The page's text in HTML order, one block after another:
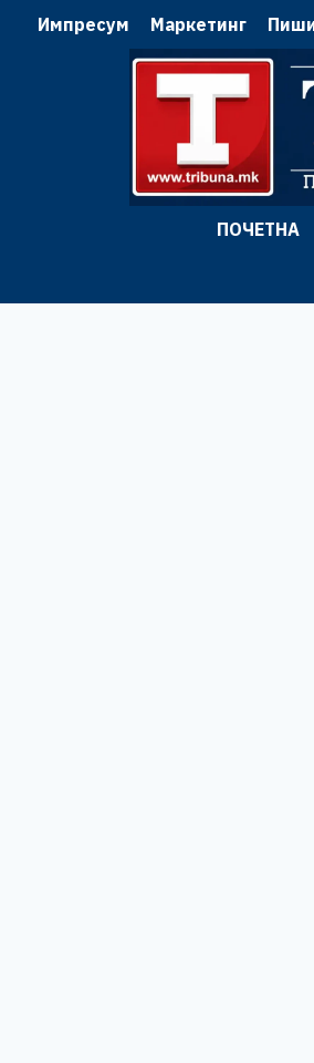
Импресум Маркетинг
ПОЧЕТНА